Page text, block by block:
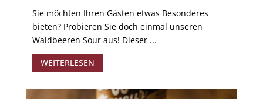
Sie möchten Ihren Gästen etwas Besonderes
bieten? Probieren Sie doch einmal unseren
Waldbeeren Sour aus! Dieser ...
WEITERLESEN